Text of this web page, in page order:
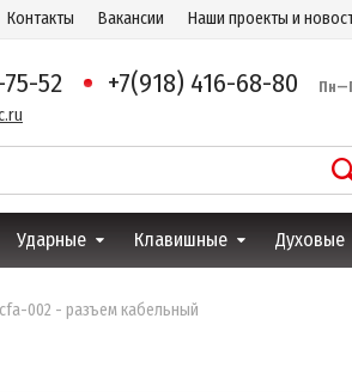
Контакты Вакансии Наши проекты и
52 +7(918) 416-68-80
Ударные Клавишные Духовые
002 - разъем кабельный